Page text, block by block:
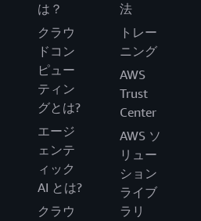
は？
クラウ
ドコン
ピュー
ティン
グとは?
エージ
ェンテ
ィック
AI とは?
クラウ
法
トレー
ニング
AWS
Trust
Center
AWS ソ
リュー
ション
ライブ
ラリ